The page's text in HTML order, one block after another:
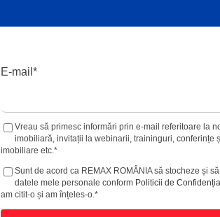
E-mail*
Vreau să primesc informări prin e-mail referitoare la
imobiliară, invitații la webinarii, traininguri, conferințe
imobiliare etc.*
Sunt de acord ca REMAX ROMÂNIA să stocheze și
datele mele personale conform Politicii de
am citit-o și am înțeles-o.*